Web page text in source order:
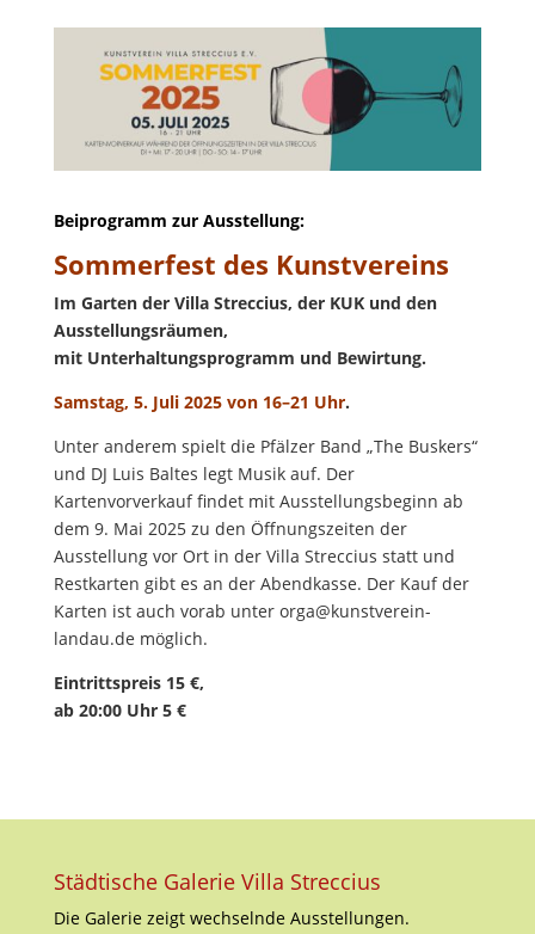
Beiprogramm zur Ausstellung:
Sommerfest des Kunstvereins
Im Garten der Villa Streccius, der KUK und den
Ausstellungsräumen,
mit Unterhaltungsprogramm und Bewirtung.
Samstag, 5. Juli 2025 von 16–21 Uhr.
Unter anderem spielt die Pfälzer Band „The Buskers“
und DJ Luis Baltes legt Musik auf. Der
Kartenvorverkauf findet mit Ausstellungsbeginn ab
dem 9. Mai 2025 zu den Öffnungszeiten der
Ausstellung vor Ort in der Villa Streccius statt und
Restkarten gibt es an der Abendkasse. Der Kauf der
Karten ist auch vorab unter orga@kunstverein-
landau.de möglich.
Eintrittspreis 15 €,
ab 20:00 Uhr 5 €
Städtische Galerie Villa Streccius
Die Galerie zeigt wechselnde Ausstellungen.